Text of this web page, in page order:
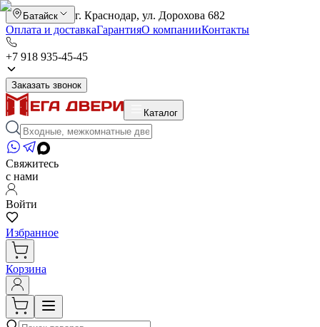
Батайск
г. Краснодар, ул. Дорохова 682
Оплата и доставкаГарантияО компанииКонтакты
+7 918 935-45-45
Заказать звонок
Каталог
Свяжитесь
с нами
Войти
Избранное
Корзина